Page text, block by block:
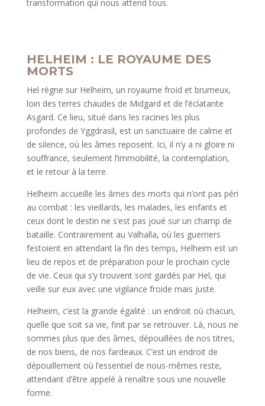
transformation qui nous attend tous.
HELHEIM : LE ROYAUME DES
MORTS
Hel règne sur Helheim, un royaume froid et brumeux,
loin des terres chaudes de Midgard et de l’éclatante
Asgard. Ce lieu, situé dans les racines les plus
profondes de Yggdrasil, est un sanctuaire de calme et
de silence, où les âmes reposent. Ici, il n’y a ni gloire ni
souffrance, seulement l’immobilité, la contemplation,
et le retour à la terre.
Helheim accueille les âmes des morts qui n’ont pas péri
au combat : les vieillards, les malades, les enfants et
ceux dont le destin ne s’est pas joué sur un champ de
bataille. Contrairement au Valhalla, où les guerriers
festoient en attendant la fin des temps, Helheim est un
lieu de repos et de préparation pour le prochain cycle
de vie. Ceux qui s’y trouvent sont gardés par Hel, qui
veille sur eux avec une vigilance froide mais juste.
Helheim, c’est la grande égalité : un endroit où chacun,
quelle que soit sa vie, finit par se retrouver. Là, nous ne
sommes plus que des âmes, dépouillées de nos titres,
de nos biens, de nos fardeaux. C’est un endroit de
dépouillement où l’essentiel de nous-mêmes reste,
attendant d’être appelé à renaître sous une nouvelle
forme.